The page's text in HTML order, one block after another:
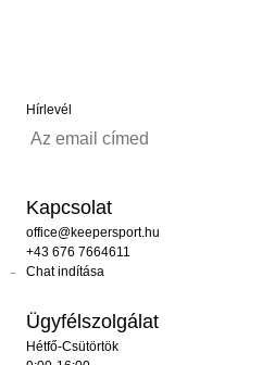
Hírlevél
Kapcsolat
office@keepersport.hu
+43 676 7664611
Chat indítása
Ügyfélszolgálat
Hétfő-Csütörtök